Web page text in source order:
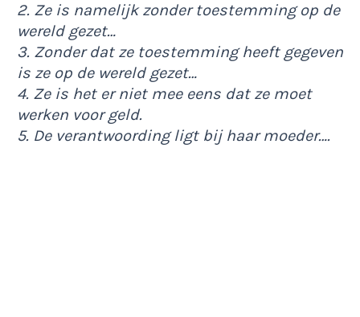
2. Ze is namelijk zonder toestemming op de
wereld gezet…
3. Zonder dat ze toestemming heeft gegeven
is ze op de wereld gezet…
4. Ze is het er niet mee eens dat ze moet
werken voor geld.
5. De verantwoording ligt bij haar moeder….